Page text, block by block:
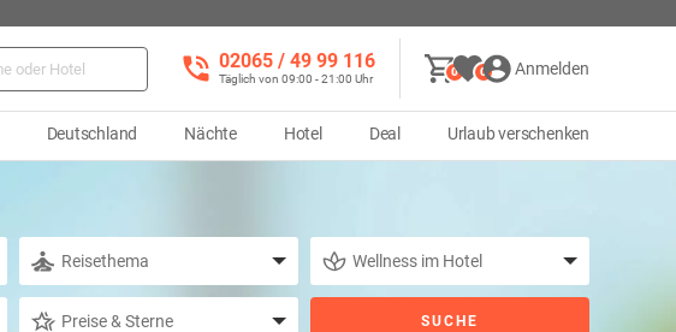
02065 / 49 ‌99 116
Täglich von 09:00 - 21:00 Uhr
0 0 Anmelden
Deutschland Nächte Hotel Deal Urlaub verschenken
SUCHE